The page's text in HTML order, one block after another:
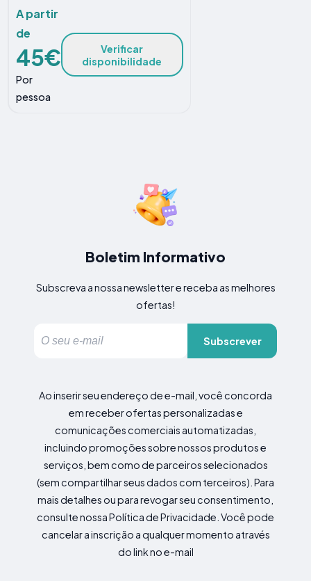
A partir
de
45€
Por
pessoa
Verificar
disponibilidade
Boletim Informativo
Subscreva a nossa newsletter e receba as melhores
ofertas!
Subscrever
Ao inserir seu endereço de e-mail, você concorda
em receber ofertas personalizadas e
comunicações comerciais automatizadas,
incluindo promoções sobre nossos produtos e
serviços, bem como de parceiros selecionados
(sem compartilhar seus dados com terceiros). Para
mais detalhes ou para revogar seu consentimento,
consulte nossa Política de Privacidade. Você pode
cancelar a inscrição a qualquer momento através
do link no e-mail